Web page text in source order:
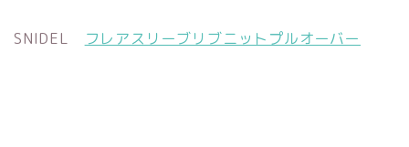
SNIDEL フレアスリーブリブニットプルオーバー